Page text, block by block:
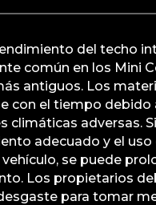
del techo
común en los Mini
antiguos. Los
con el tiempo debido
climáticas adversas.
adecuado y el
se puede
Los propietarios
para tomar